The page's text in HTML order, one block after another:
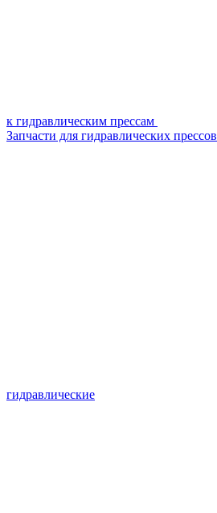
к гидравлическим прессам
Запчасти для гидравлических прессов
гидравлические